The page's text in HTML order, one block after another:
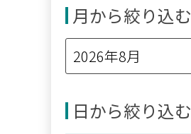
月から絞り込む
日から絞り込む